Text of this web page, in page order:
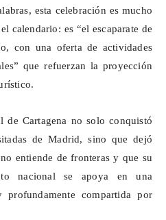
esta celebración es mucho
calendario: es “el escaparate de
con una oferta de actividades
que refuerzan la proyección
de Cartagena no solo conquistó
de Madrid, sino que dejó
entiende de fronteras y que su
nacional se apoya en una
compartida por